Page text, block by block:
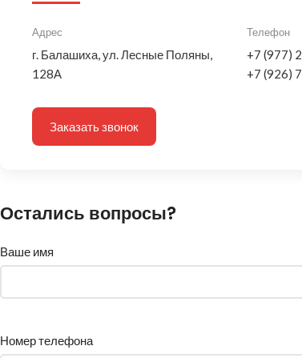
Адрес
г. Балашиха, ул. Лесные Поляны,
128А
Телефон
+7 (977)
+7 (926)
Заказать звонок
Остались вопросы?
Ваше имя
Номер телефона